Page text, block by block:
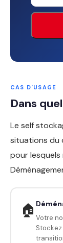
Email *
CAS D'USAGE
Dans
Le self
situations du
pour
🏠 Votre